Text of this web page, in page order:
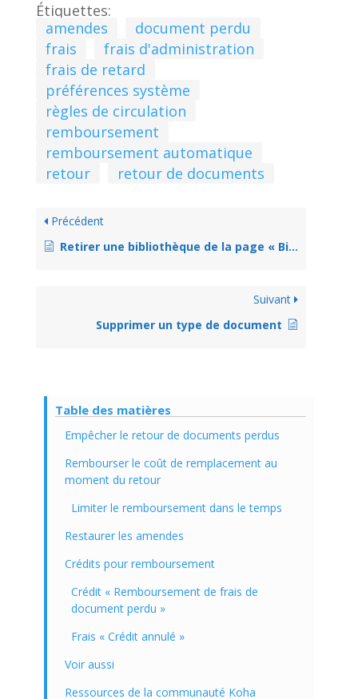
Étiquettes:
amendes
document perdu
frais
frais d'administration
frais de retard
préférences système
règles de circulation
remboursement
remboursement automatique
retour
retour de documents
Précédent
Retirer une bibliothèque de la page « Bibliothèques » de l’OPAC
Suivant
Supprimer un type de document
Table des matières
Empêcher le retour de documents perdus
Rembourser le coût de remplacement au
moment du retour
Limiter le remboursement dans le temps
Restaurer les amendes
Crédits pour remboursement
Crédit « Remboursement de frais de
document perdu »
Frais « Crédit annulé »
Voir aussi
Ressources de la communauté Koha